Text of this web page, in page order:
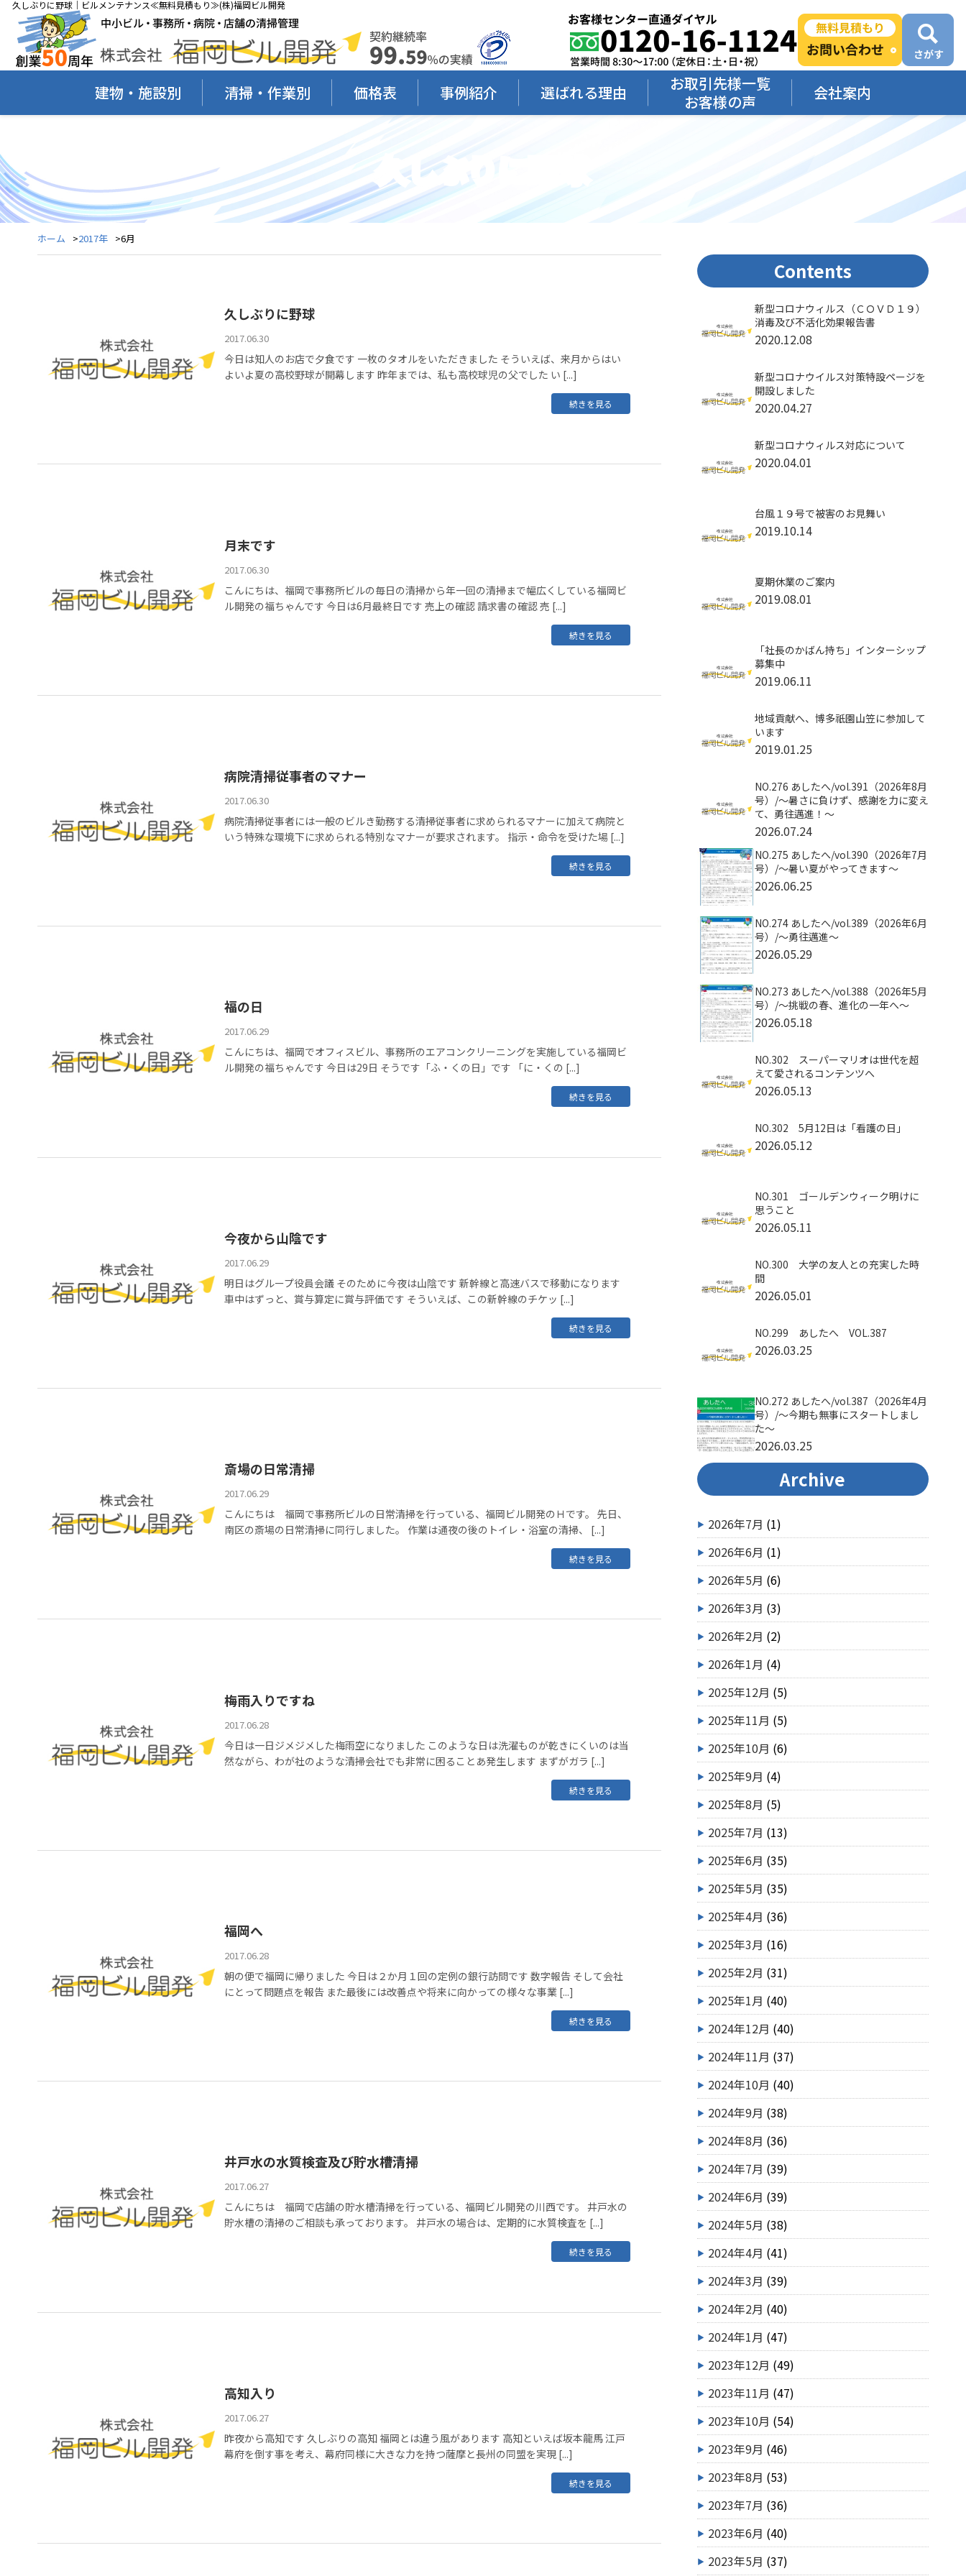
久しぶりに野球｜ビルメンテナンス≪無料見積もり≫(株)福岡ビル開発
建物・施設別 清掃・作業別 価格表 事例紹介 選ばれる理由
お取引先様一覧
お客様の声
会社案内
久しぶりに野球
ホーム 2017年 6月
久しぶりに野球
2017.06.30
今日は知人のお店で夕食です 一枚のタオルをいただきました そういえば、来月からはい
よいよ夏の高校野球が開幕します 昨年までは、私も高校球児の父でした い [...]
続きを見る
月末です
2017.06.30
こんにちは、福岡で事務所ビルの毎日の清掃から年一回の清掃まで幅広くしている福岡ビ
ル開発の福ちゃんです 今日は6月最終日です 売上の確認 請求書の確認 売 [...]
続きを見る
病院清掃従事者のマナー
2017.06.30
病院清掃従事者には一般のビルき勤務する清掃従事者に求められるマナーに加えて病院と
いう特殊な環境下に求められる特別なマナーが要求されます。 指示・命令を受けた場 [...]
続きを見る
福の日
2017.06.29
こんにちは、福岡でオフィスビル、事務所のエアコンクリーニングを実施している福岡ビ
ル開発の福ちゃんです 今日は29日 そうです「ふ・くの日」です 「に・くの [...]
続きを見る
今夜から山陰です
2017.06.29
明日はグループ役員会議 そのために今夜は山陰です 新幹線と高速バスで移動になります
車中はずっと、賞与算定に賞与評価です そういえば、この新幹線のチケッ [...]
続きを見る
斎場の日常清掃
2017.06.29
こんにちは 福岡で事務所ビルの日常清掃を行っている、福岡ビル開発のＨです。 先日、
南区の斎場の日常清掃に同行しました。 作業は通夜の後のトイレ・浴室の清掃、 [...]
続きを見る
梅雨入りですね
2017.06.28
今日は一日ジメジメした梅雨空になりました このような日は洗濯ものが乾きにくいのは当
然ながら、わが社のような清掃会社でも非常に困ることあ発生します まずがガラ [...]
続きを見る
福岡へ
2017.06.28
朝の便で福岡に帰りました 今日は２か月１回の定例の銀行訪問です 数字報告 そして会社
にとって問題点を報告 また最後には改善点や将来に向かっての様々な事業 [...]
続きを見る
井戸水の水質検査及び貯水槽清掃
2017.06.27
こんにちは 福岡で店舗の貯水槽清掃を行っている、福岡ビル開発の川西です。 井戸水の
貯水槽の清掃のご相談も承っております。 井戸水の場合は、定期的に水質検査を [...]
続きを見る
高知入り
2017.06.27
昨夜から高知です 久しぶりの高知 福岡とは違う風があります 高知といえば坂本龍馬 江戸
幕府を倒す事を考え、幕府同様に大きな力を持つ薩摩と長州の同盟を実現 [...]
続きを見る
Contents
新型コロナウィルス（ＣＯＶＤ１９）
消毒及び不活化効果報告書
2020.12.08
新型コロナウイルス対策特設ページを
開設しました
2020.04.27
新型コロナウィルス対応について
2020.04.01
台風１９号で被害のお見舞い
2019.10.14
夏期休業のご案内
2019.08.01
「社長のかばん持ち」インターシップ
募集中
2019.06.11
地域貢献へ、博多祇園山笠に参加して
います
2019.01.25
NO.276 あしたへ/vol.391（2026年8月
号）/〜暑さに負けず、感謝を力に変え
て、勇往邁進！〜
2026.07.24
NO.275 あしたへ/vol.390（2026年7月
号）/～暑い夏がやってきます～
2026.06.25
NO.274 あしたへ/vol.389（2026年6月
号）/～勇往邁進～
2026.05.29
NO.273 あしたへ/vol.388（2026年5月
号）/～挑戦の春、進化の一年へ～
2026.05.18
NO.302 スーパーマリオは世代を超
えて愛されるコンテンツへ
2026.05.13
NO.302 5月12日は「看護の日」
2026.05.12
NO.301 ゴールデンウィーク明けに
思うこと
2026.05.11
NO.300 大学の友人との充実した時
間
2026.05.01
NO.299 あしたへ VOL.387
2026.03.25
NO.272 あしたへ/vol.387（2026年4月
号）/～今期も無事にスタートしまし
た～
2026.03.25
Archive
2026年7月 (1)
2026年6月 (1)
2026年5月 (6)
2026年3月 (3)
2026年2月 (2)
2026年1月 (4)
2025年12月 (5)
2025年11月 (5)
2025年10月 (6)
2025年9月 (4)
2025年8月 (5)
2025年7月 (13)
2025年6月 (35)
2025年5月 (35)
2025年4月 (36)
2025年3月 (16)
2025年2月 (31)
2025年1月 (40)
2024年12月 (40)
2024年11月 (37)
2024年10月 (40)
2024年9月 (38)
2024年8月 (36)
2024年7月 (39)
2024年6月 (39)
2024年5月 (38)
2024年4月 (41)
2024年3月 (39)
2024年2月 (40)
2024年1月 (47)
2023年12月 (49)
2023年11月 (47)
2023年10月 (54)
2023年9月 (46)
2023年8月 (53)
2023年7月 (36)
2023年6月 (40)
2023年5月 (37)